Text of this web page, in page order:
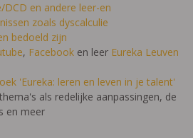
DCD en andere leer-en
zoals dyscalculie
bedoeld zijn
, Facebook en leer Eureka Leuven
'Eureka: leren en leven in je talent'
als redelijke aanpassingen, de
en meer